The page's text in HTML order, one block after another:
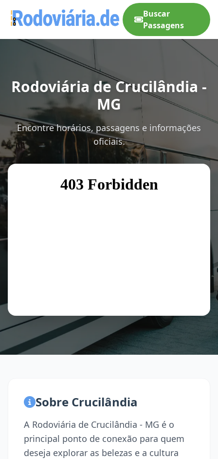
Buscar
Passagens
Rodoviária de Crucilândia -
MG
Encontre horários, passagens e informações
oficiais.
Sobre Crucilândia
A Rodoviária de Crucilândia - MG é o
principal ponto de conexão para quem
deseja explorar as belezas e a cultura